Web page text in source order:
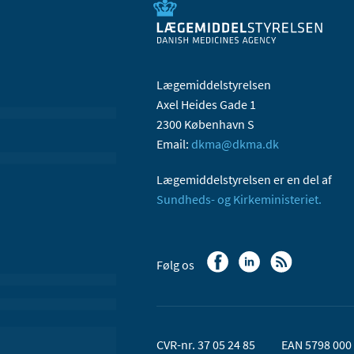
Lægemiddelstyrelsen
Axel Heides Gade 1
2300 København S
Email: dkma@dkma.dk
Lægemiddelstyrelsen er en del af
Sundheds- og Kirkeministeriet.
Følg os
CVR-nr. 37 05 24 85 EAN 5798